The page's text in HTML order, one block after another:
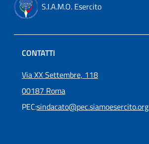
S.I.A.M.O. Esercito
CONTATTI
Via XX Settembre, 118
00187 Roma
PEC:sindacato@pec.siamoesercito.org